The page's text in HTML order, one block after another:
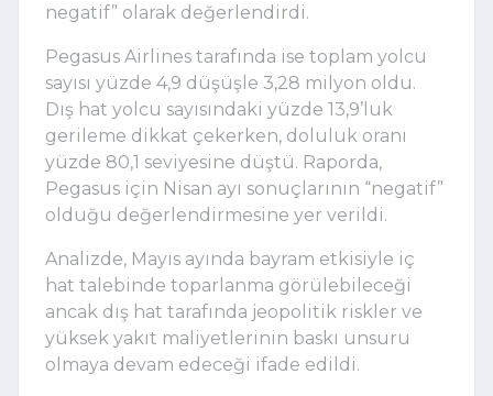
negatif” olarak değerlendirdi.
Pegasus Airlines tarafında ise toplam yolcu
sayısı yüzde 4,9 düşüşle 3,28 milyon oldu.
Dış hat yolcu sayısındaki yüzde 13,9’luk
gerileme dikkat çekerken, doluluk oranı
yüzde 80,1 seviyesine düştü. Raporda,
Pegasus için Nisan ayı sonuçlarının “negatif”
olduğu değerlendirmesine yer verildi.
Analizde, Mayıs ayında bayram etkisiyle iç
hat talebinde toparlanma görülebileceği
ancak dış hat tarafında jeopolitik riskler ve
yüksek yakıt maliyetlerinin baskı unsuru
olmaya devam edeceği ifade edildi.